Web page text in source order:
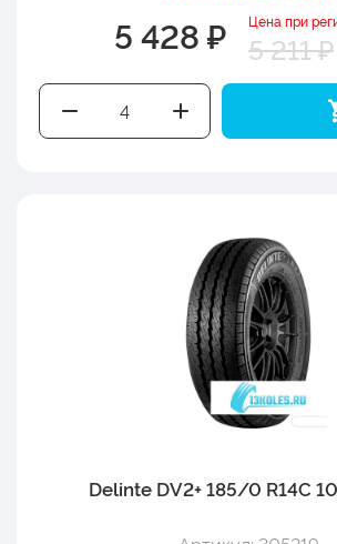
5 428 ₽ Цена при
5 211 ₽
Delinte DV2+ 185/0 R14C